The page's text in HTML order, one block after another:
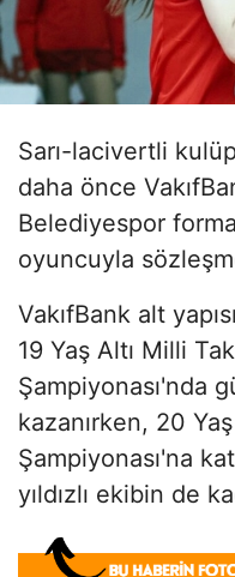
Sarı-lacivertli
daha önce
Belediyespor
oyuncuyla
VakıfBank alt
19 Yaş Altı Milli
Şampiyonası'nda
kazanırken, 20
Şampiyonası'na
yıldızlı ekibin de